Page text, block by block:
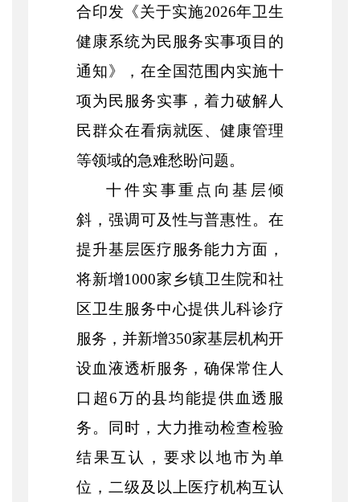
合印发《关于实施2026年卫生
健康系统为民服务实事项目的
通知》，在全国范围内实施十
项为民服务实事，着力破解人
民群众在看病就医、健康管理
等领域的急难愁盼问题。
十件实事重点向基层倾
斜，强调可及性与普惠性。在
提升基层医疗服务能力方面，
将新增1000家乡镇卫生院和社
区卫生服务中心提供儿科诊疗
服务，并新增350家基层机构开
设血液透析服务，确保常住人
口超6万的县均能提供血透服
务。同时，大力推动检查检验
结果互认，要求以地市为单
位，二级及以上医疗机构互认